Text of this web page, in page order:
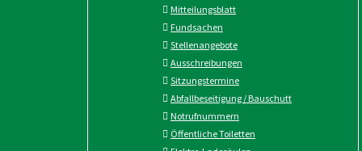
Mitteilungsblatt
Fundsachen
Stellenangebote
Ausschreibungen
Sitzungstermine
Abfallbeseitigung / Bauschutt
Notrufnummern
Öffentliche Toiletten